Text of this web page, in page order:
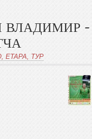
ВЛАДИМИР -
ETAPA, ТУР